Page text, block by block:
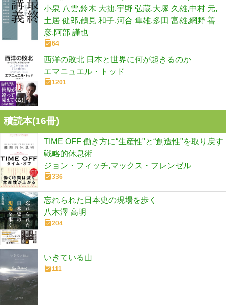
小泉 八雲,鈴木 大拙,宇野 弘蔵,大塚 久雄,中村 元,
土居 健郎,鶴見 和子,河合 隼雄,多田 富雄,網野 善
彦,阿部 謹也
64
西洋の敗北 日本と世界に何が起きるのか
エマニュエル・トッド
1201
積読本(16冊)
TIME OFF 働き方に“生産性"と“創造性"を取り戻す
戦略的休息術
ジョン・フィッチ,マックス・フレンゼル
336
忘れられた日本史の現場を歩く
八木澤 高明
204
いきている山
111